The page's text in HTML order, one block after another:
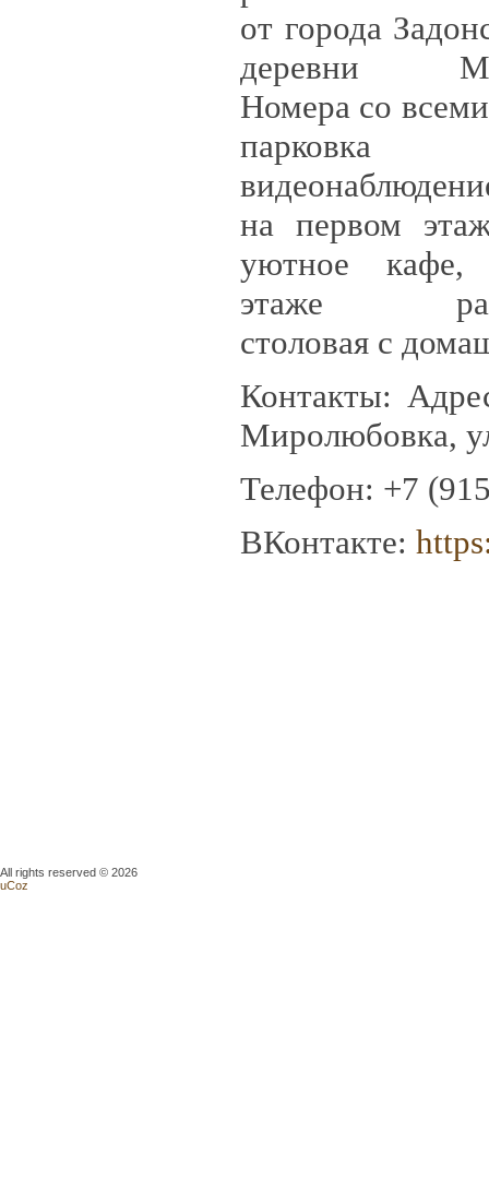
от города
деревни
Номера со
на первом
уютное
этаже
столовая с
Контакты:
Миролюбовка,
Телефон: +7
ВКонтакте:
All rights reserved © 2026
uCoz